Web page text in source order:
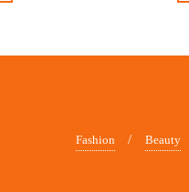
Fashion Beauty